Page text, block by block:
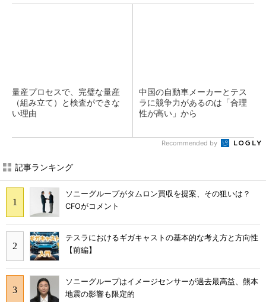
量産プロセスで、完璧な量産
（組み立て）と検査ができな
い理由
中国の自動車メーカーとテス
ラに競争力があるのは「合理
性が高い」から
Recommended by
記事ランキング
ソニーグループがタムロン買収を提案、その狙いは？
CFOがコメント
テスラにおけるギガキャストの基本的な考え方と方向性
【前編】
ソニーグループはイメージセンサーが過去最高益、熊本
地震の影響も限定的